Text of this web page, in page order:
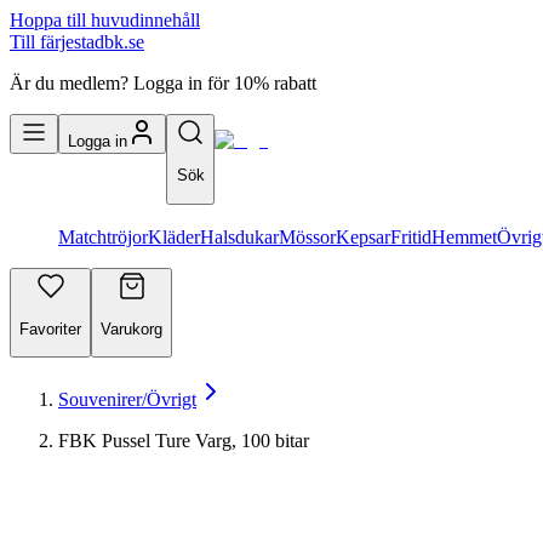
Hoppa till huvudinnehåll
Till färjestadbk.se
Är du medlem? Logga in för 10% rabatt
Logga in
Sök
MatchtröjorKläderHalsdukarMössorKepsarFritidHemmet
Favoriter Varukorg
Souvenirer/Övrigt
FBK Pussel Ture Varg, 100 bitar